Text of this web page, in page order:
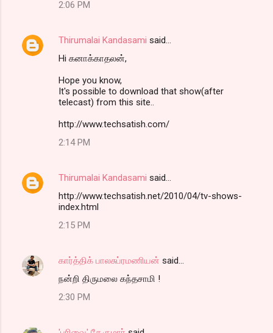
2:06 PM
Thirumalai Kandasami said…
Hi கனாக்காதலன்,
Hope you know,
It's possible to download that show(after
telecast) from this site..
http://www.techsatish.com/
2:14 PM
Thirumalai Kandasami said…
http://www.techsatish.net/2010/04/tv-shows-
index.html
2:15 PM
கார்த்திக் பாலசுப்ரமணியன் said…
நன்றி திருமலை கந்தசாமி !
2:30 PM